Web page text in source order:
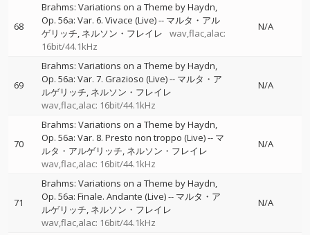
68
Brahms: Variations on a Theme by Haydn,
Op. 56a: Var. 6. Vivace (Live)-- マルタ・アル
ゲリッチ ネルソン・フレイレ
wav,flac,alac:
16bit/44.1kHz
N/A
69
Brahms: Variations on a Theme by Haydn,
Op. 56a: Var. 7. Grazioso (Live)-- マルタ・ア
ルゲリッチ ネルソン・フレイレ
wav,flac,alac: 16bit/44.1kHz
N/A
70
Brahms: Variations on a Theme by Haydn,
Op. 56a: Var. 8. Presto non troppo (Live)-- マ
ルタ・アルゲリッチ ネルソン・フレイレ
wav,flac,alac: 16bit/44.1kHz
N/A
71
Brahms: Variations on a Theme by Haydn,
Op. 56a: Finale. Andante (Live)-- マルタ・ア
ルゲリッチ ネルソン・フレイレ
wav,flac,alac: 16bit/44.1kHz
N/A